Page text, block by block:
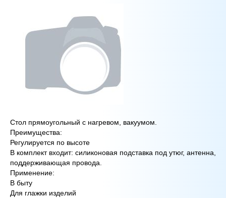
Стол прямоугольный с нагревом, вакуумом.
Преимущества:
Регулируется по высоте
В комплект входит: силиконовая подставка под утюг, антенна,
поддерживающая провода.
Применение:
В быту
Для глажки изделий